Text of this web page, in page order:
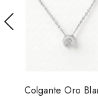
Colgante Oro